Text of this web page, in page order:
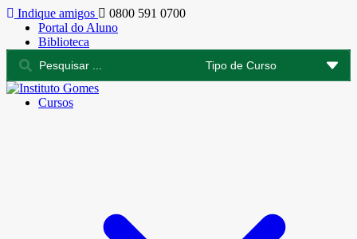
Indique amigos
0800 591 0700
Portal do Aluno
Biblioteca
Cursos